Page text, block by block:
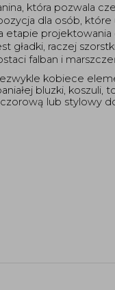
która pozwala
etapie projektowania
gładki, raczej
falban i
kobiece
bluzki, koszuli,
lub stylowy